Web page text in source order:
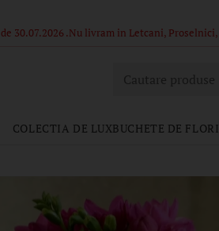
Cautare produse
COLECTIA DE LUXBUCHETE DE FLORI
din stoc propriu! Florile si ambalajul din